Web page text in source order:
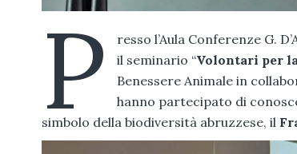
P
resso l’Aula Conferenze G.
il seminario “Volontari per
Benessere Animale in
hanno partecipato di
simbolo della biodiversità abruzzese, il